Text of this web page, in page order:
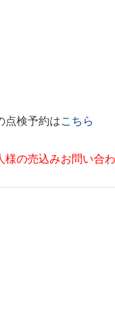
点検予約はこちら
様の売込みお問い合